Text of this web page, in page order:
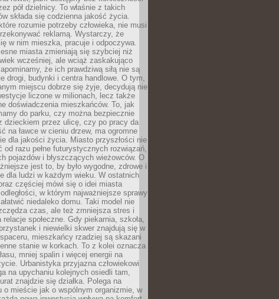
pół dzielnicy. To właśnie z takich
składa się codzienna jakość życia.
rozumie potrzeby człowieka, nie musi
reklamą. Wystarczy, że
w nim mieszka, pracuje i odpoczywa.
miasta zmieniają się szybciej niż
wcześniej, ale wciąż zaskakująco
że ich prawdziwą siłą nie są
drogi, budynki i centra handlowe. O tym,
miejscu dobrze się żyje, decydują nie
liczone w milionach, lecz także
doświadczenia mieszkańców. To, jak
do parku, czy można bezpiecznie
dzieckiem przez ulicę, czy po pracy da
na ławce w cieniu drzew, ma ogromne
dla jakości życia. Miasto przyszłości nie
od razu pełne futurystycznych rozwiązań,
pojazdów i błyszczących wieżowców. O
jest to, by było wygodne, zdrowe i
dla ludzi w każdym wieku. W ostatnich
częściej mówi się o idei miasta
w którym najważniejsze sprawy
niedaleko domu. Taki model nie
czas, ale też zmniejsza stres i
relacje społeczne. Gdy piekarnia, szkoła,
i niewielki skwer znajdują się w
mieszkańcy rzadziej są skazani
stanie w korkach. To z kolei oznacza
mniej spalin i więcej energii na
Urbanistyka przyjazna człowiekowi
na upychaniu kolejnych osiedli tam,
znajdzie się działka. Polega na
o mieście jak o wspólnym organizmie, w